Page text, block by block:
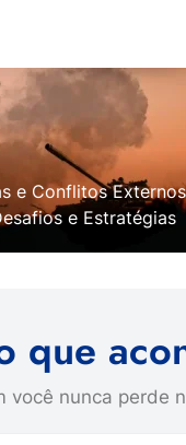
e Conflitos Externos
e Estratégias
nunca perde